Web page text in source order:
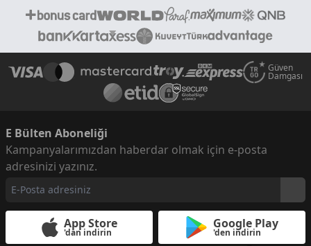
Güven
Damgası
E Bülten Aboneliği
Kampanyalarımızdan haberdar olmak için e-posta
adresinizi yazınız.
App Store
'dan indirin
Google Play
'den indirin